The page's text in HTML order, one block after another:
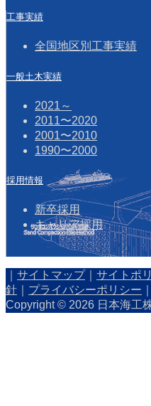
工事実績
全国地区別工事実績
一般土木実績
2021～
2011〜2020
2001〜2010
1990〜2000
採用情報
新卒採用
キャリア採用
サイトマップ｜ サイトポ
針
プライバシーポリシー
Copyright © 2026 日本海工